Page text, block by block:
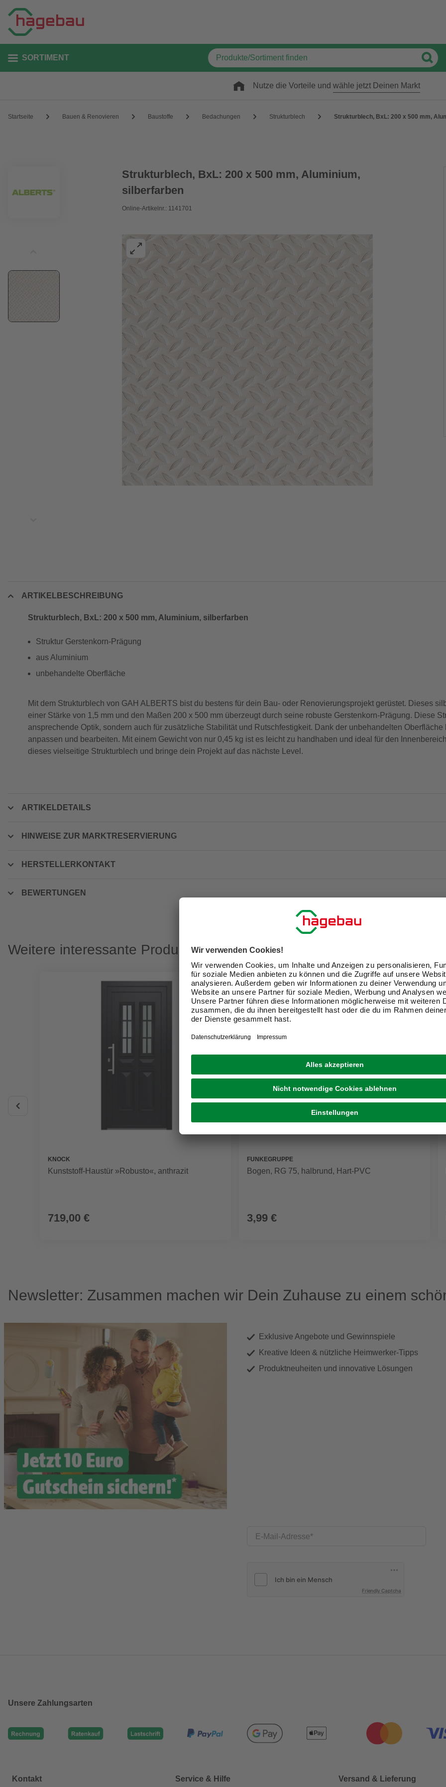
SORTIMENT
Nutze die Vorteile und wähle jetzt Deinen Markt
Startseite Bauen & Renovieren Baustoffe Bedachungen Strukturblech Strukturblech, BxL: 200 x 500 mm,
Strukturblech, BxL: 200 x 500 mm, Aluminium,
silberfarben
Online-Artikelnr.: 1141701
ARTIKELBESCHREIBUNG
Strukturblech, BxL: 200 x 500 mm, Aluminium, silberfarben
Struktur Gerstenkorn-Prägung
aus Aluminium
unbehandelte Oberfläche
Mit dem Strukturblech von GAH ALBERTS bist du bestens für dein Bau- oder Renovierungsprojekt gerüstet. Dieses
einer Stärke von 1,5 mm und den Maßen 200 x 500 mm überzeugt durch seine robuste Gerstenkorn-Prägung. Diese
ansprechende Optik, sondern auch für zusätzliche Stabilität und Rutschfestigkeit. Dank der unbehandelten Oberfläche
anpassen und bearbeiten. Mit einem Gewicht von nur 0,45 kg ist es leicht zu handhaben und ideal für den
dieses vielseitige Strukturblech und bringe dein Projekt auf das nächste Level.
ARTIKELDETAILS
HINWEISE ZUR MARKTRESERVIERUNG
HERSTELLERKONTAKT
BEWERTUNGEN
Weitere interessante Produkte
KNOCK
Kunststoff-Haustür »Robusto«, anthrazit
719,00 €
FUNKEGRUPPE
Bogen, RG 75, halbrund, Hart-PVC
3,99 €
Newsletter: Zusammen machen wir Dein Zuhause zu einem
Exklusive Angebote und Gewinnspiele
Kreative Ideen & nützliche Heimwerker-Tipps
Produktneuheiten und innovative Lösungen
E-Mail-Adresse
Friendly Captcha
Unsere Zahlungsarten
Kontakt Service & Hilfe Versand & Lieferung